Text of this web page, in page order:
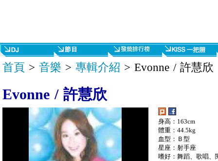
首頁 > 音樂 > 專輯介紹 > Evonne / 許慧欣
Evonne / 許慧欣
身高：163cm
體重：44.5kg
血型：Ｂ型
星座：射手座
嗜好：舞蹈、歌唱、